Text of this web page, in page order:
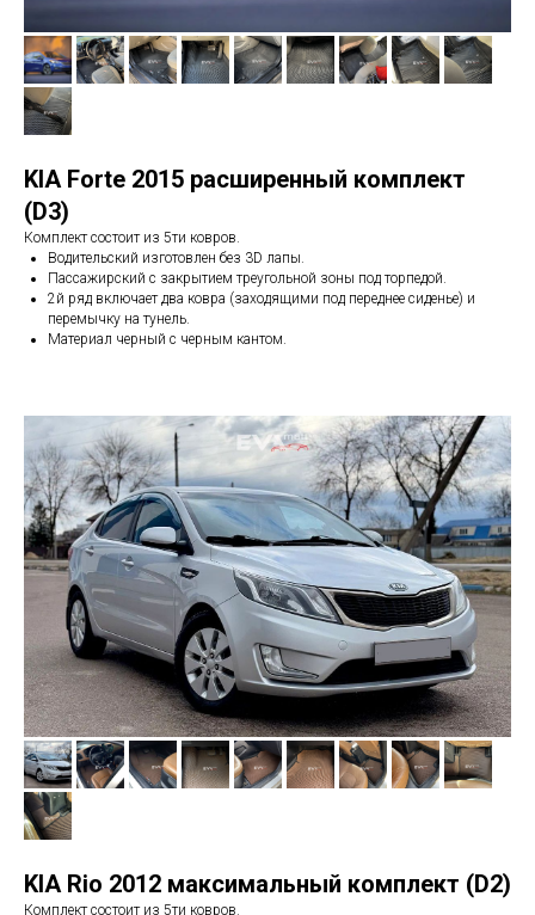
KIA Forte 2015 расширенный комплект
(D3)
Комплект состоит из 5ти ковров.
Водительский изготовлен без 3D лапы.
Пассажирский с закрытием треугольной зоны под торпедой.
2й ряд включает два ковра (заходящими под переднее сиденье) и
перемычку на тунель.
Материал черный с черным кантом.
KIA Rio 2012 максимальный комплект (D2)
Комплект состоит из 5ти ковров.